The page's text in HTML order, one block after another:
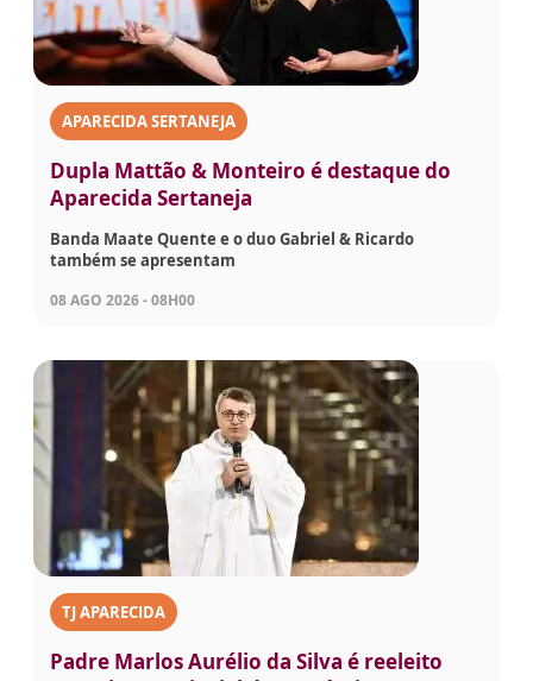
APARECIDA SERTANEJA
Dupla Mattão & Monteiro é destaque do
Aparecida Sertaneja
Banda Maate Quente e o duo Gabriel & Ricardo
também se apresentam
08 AGO 2026 - 08H00
TJ APARECIDA
Padre Marlos Aurélio da Silva é reeleito